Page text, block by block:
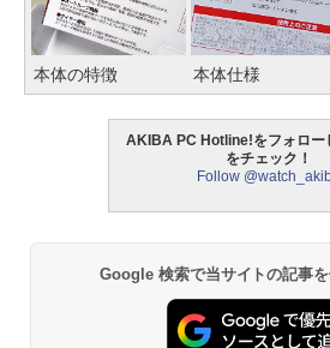
本体の特徴 本体仕様
AKIBA PC Hotline!をフォロー
をチェック！
Follow
Google 検索で当サイトの記事